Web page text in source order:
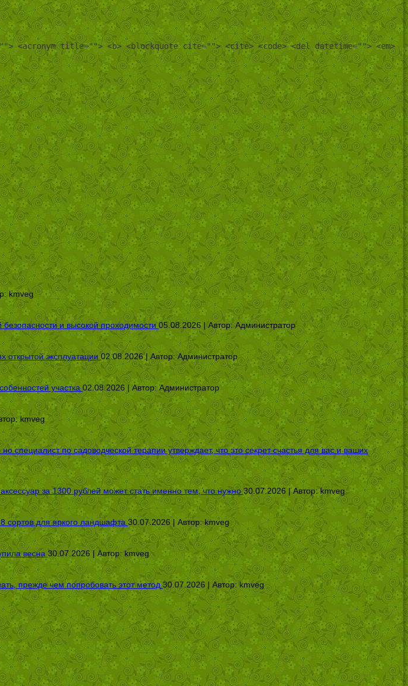
title=""> <b> <blockquote cite=""> <cite> <code> <del datetime=""> <em>
kmveg
и высокой проходимости 05.08.2026 | Автор:Администратор
открытой эксплуатации 02.08.2026 | Автор:Администратор
участка 02.08.2026 | Автор:Администратор
kmveg
по садоводческой терапии утверждает, что это секрет счастья для вас и ваших
за 1300 рублей может стать именно тем, что нужно 30.07.2026 | Автор:kmveg
сортов для яркого ландшафта 30.07.2026 | Автор:kmveg
весна 30.07.2026 | Автор:kmveg
прежде чем попробовать этот метод 30.07.2026 | Автор:kmveg